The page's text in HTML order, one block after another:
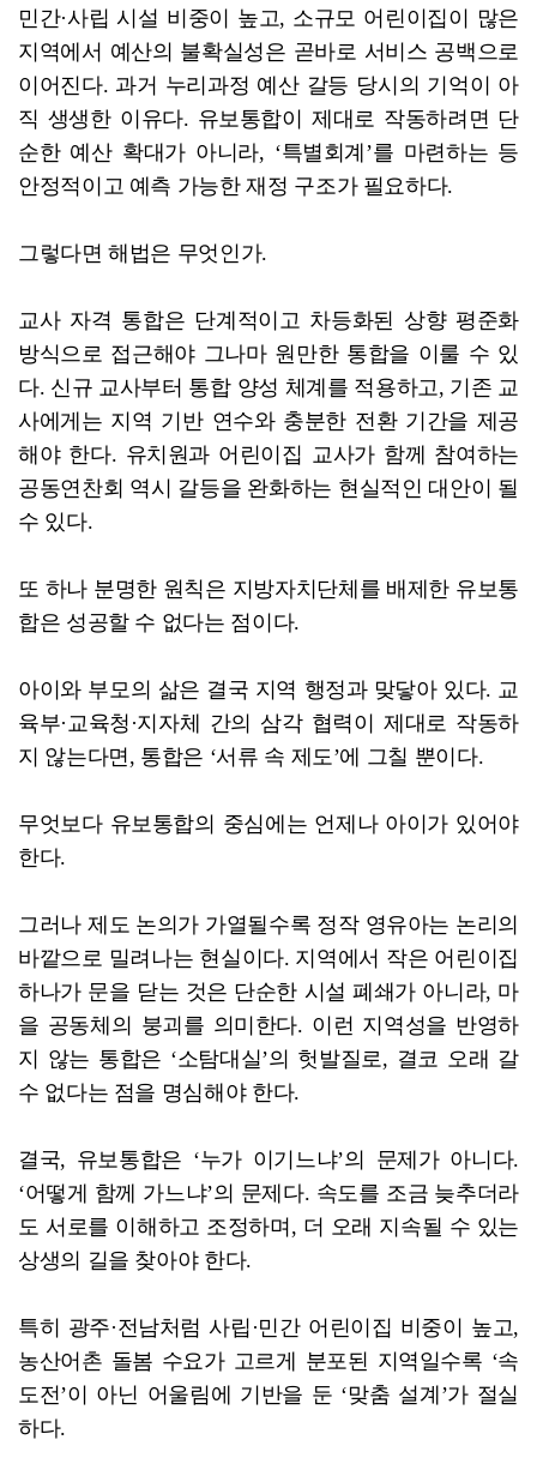
민간·사립 시설 비중이 높고, 소규모 어린이집이 많은
지역에서 예산의 불확실성은 곧바로 서비스 공백으로
이어진다. 과거 누리과정 예산 갈등 당시의 기억이 아
직 생생한 이유다. 유보통합이 제대로 작동하려면 단
순한 예산 확대가 아니라, ‘특별회계’를 마련하는 등
안정적이고 예측 가능한 재정 구조가 필요하다.
그렇다면 해법은 무엇인가.
교사 자격 통합은 단계적이고 차등화된 상향 평준화
방식으로 접근해야 그나마 원만한 통합을 이룰 수 있
다. 신규 교사부터 통합 양성 체계를 적용하고, 기존 교
사에게는 지역 기반 연수와 충분한 전환 기간을 제공
해야 한다. 유치원과 어린이집 교사가 함께 참여하는
공동연찬회 역시 갈등을 완화하는 현실적인 대안이 될
수 있다.
또 하나 분명한 원칙은 지방자치단체를 배제한 유보통
합은 성공할 수 없다는 점이다.
아이와 부모의 삶은 결국 지역 행정과 맞닿아 있다. 교
육부·교육청·지자체 간의 삼각 협력이 제대로 작동하
지 않는다면, 통합은 ‘서류 속 제도’에 그칠 뿐이다.
무엇보다 유보통합의 중심에는 언제나 아이가 있어야
한다.
그러나 제도 논의가 가열될수록 정작 영유아는 논리의
바깥으로 밀려나는 현실이다. 지역에서 작은 어린이집
하나가 문을 닫는 것은 단순한 시설 폐쇄가 아니라, 마
을 공동체의 붕괴를 의미한다. 이런 지역성을 반영하
지 않는 통합은 ‘소탐대실’의 헛발질로, 결코 오래 갈
수 없다는 점을 명심해야 한다.
결국, 유보통합은 ‘누가 이기느냐’의 문제가 아니다.
‘어떻게 함께 가느냐’의 문제다. 속도를 조금 늦추더라
도 서로를 이해하고 조정하며, 더 오래 지속될 수 있는
상생의 길을 찾아야 한다.
특히 광주·전남처럼 사립·민간 어린이집 비중이 높고,
농산어촌 돌봄 수요가 고르게 분포된 지역일수록 ‘속
도전’이 아닌 어울림에 기반을 둔 ‘맞춤 설계’가 절실
하다.